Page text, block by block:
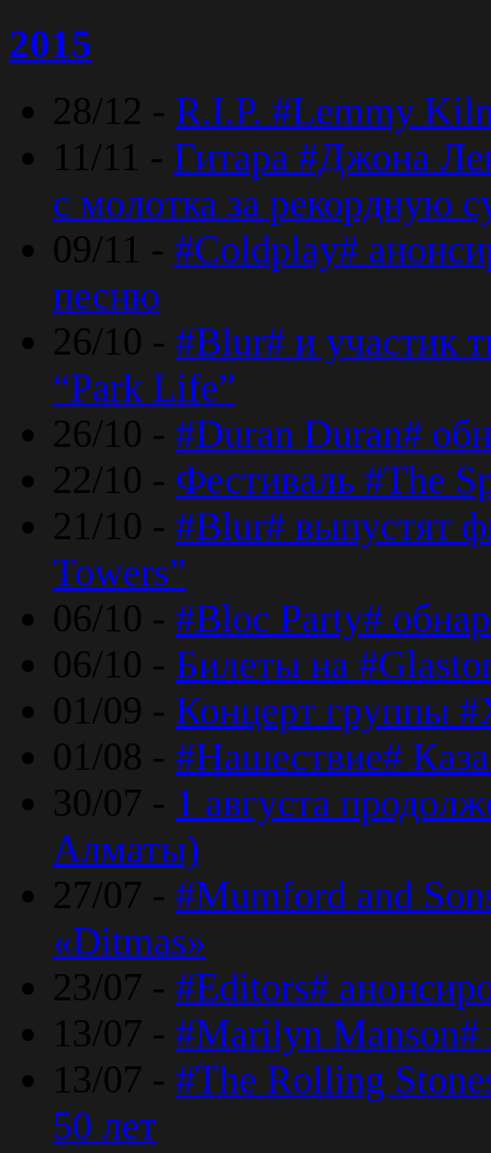
2015
28/12 - R.I.P. #Lemmy
11/11 - Гитара #Джона
с молотка за рекордную
09/11 - #Coldplay#
песню
26/10 - #Blur# и участик
“Park Life”
26/10 - #Duran Duran#
22/10 - Фестиваль #The
21/10 - #Blur# выпустят
Towers”
06/10 - #Bloc Party#
06/10 - Билеты на
01/09 - Концерт группы
01/08 - #Нашествие#
30/07 - 1 августа
Алматы)
27/07 - #Mumford and
«Ditmas»
23/07 - #Editors#
13/07 - #Marilyn Manson#
13/07 - #The Rolling
50 лет